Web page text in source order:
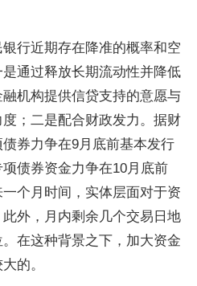
行近期存在降准的概率和空
通过释放长期流动性并降低
机构提供信贷支持的意愿与
；二是配合财政发力。据财
券力争在9月底前基本发行
债券资金力争在10月底前
个月时间，实体层面对于资
外，月内剩余几个交易日地
在这种背景之下，加大资金
的。